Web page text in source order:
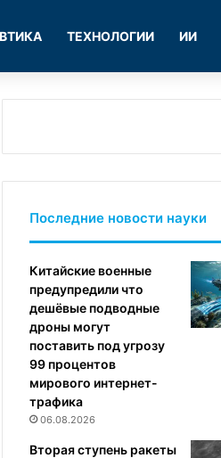
ТЕХНОЛОГИИ ИИ
Последние новости науки
Китайские военные
предупредили что
дешёвые подводные
дроны могут
поставить под угрозу
99 процентов
мирового интернет-
трафика
06.08.2026
Вторая ступень ракеты